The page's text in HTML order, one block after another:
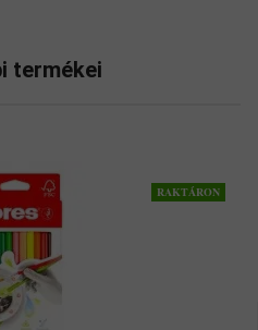
termékei
RAKTÁRON